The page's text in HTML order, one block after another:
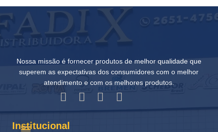
Nossa missão é fornecer produtos de melhor qualidade que
superem as expectativas dos consumidores com o melhor
atendimento e com os melhores produtos.
Institucional